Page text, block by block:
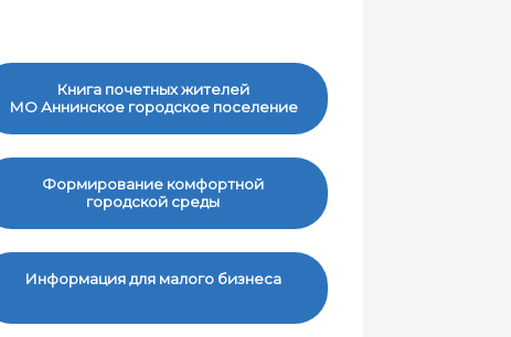
Книга почетных жителей
МО Аннинское городское поселение
Формирование комфортной
городской среды
Информация для малого бизнеса